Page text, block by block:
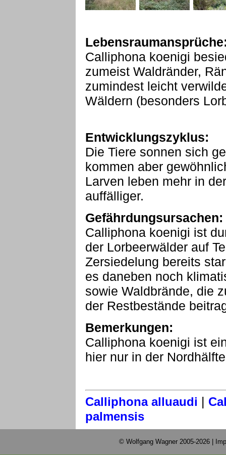
Calliphona koenigi
zumeist Waldränder,
zumindest leicht
Wäldern (besonders
Entwicklungszyklus:
Die Tiere sonnen sich
kommen aber
Larven leben mehr in
auffälliger.
Gefährdungsursachen:
Calliphona koenigi ist
der Lorbeerwälder auf
Zersiedelung bereits
es daneben noch
sowie Waldbrände, die
der Restbestände
Bemerkungen:
Calliphona koenigi ist
hier nur in der
Calliphona alluaudi |
palmensis
© Wolfgang Wagner 2005-2026 |